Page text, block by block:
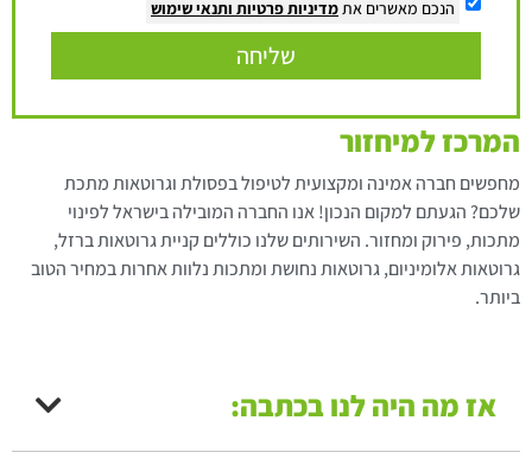
הנכם מאשרים אתמדיניות פרטיות ותנאי שימוש
שליחה
המרכז למיחזור
מחפשים חברה אמינה ומקצועית לטיפול בפסולת וגרוטאות מתכת
שלכם? הגעתם למקום הנכון! אנו החברה המובילה בישראל לפינוי
מתכות, פירוק ומחזור. השירותים שלנו כוללים קניית גרוטאות ברזל,
גרוטאות אלומיניום, גרוטאות נחושת ומתכות נלוות אחרות במחיר הטוב
ביותר.
אז מה היה לנו בכתבה: